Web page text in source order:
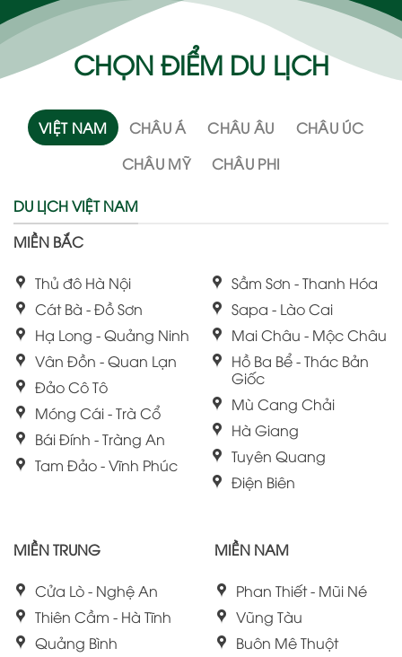
CHỌN ĐIỂM DU LỊCH
VIỆT NAM CHÂU Á CHÂU ÂU
CHÂU ÚC
CHÂU MỸ
CHÂU PHI
DU LỊCH VIỆT NAM
MIỀN BẮC
Thủ đô Hà Nội
Cát Bà - Đồ Sơn
Hạ Long - Quảng Ninh
Vân Đồn - Quan Lạn
Đảo Cô Tô
Móng Cái - Trà Cổ
Bái Đính - Tràng An
Tam Đảo - Vĩnh Phúc
Sầm Sơn - Thanh Hóa
Sapa - Lào Cai
Mai Châu - Mộc Châu
Hồ Ba Bể - Thác Bản
Giốc
Mù Cang Chải
Hà Giang
Tuyên Quang
Điện Biên
MIỀN TRUNG
Cửa Lò - Nghệ An
Thiên Cầm - Hà Tĩnh
Quảng Bình
MIỀN NAM
Phan Thiết - Mũi Né
Vũng Tàu
Buôn Mê Thuột